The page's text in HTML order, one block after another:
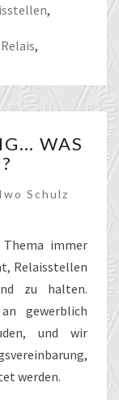
,
Relais,
WAS
Schulz
immer
Relaisstellen
zu halten.
gewerblich
und wir
werden.